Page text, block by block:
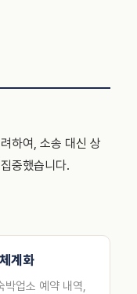
하여, 소송 대신 상
중했습니다.
계화
박업소 예약 내역,